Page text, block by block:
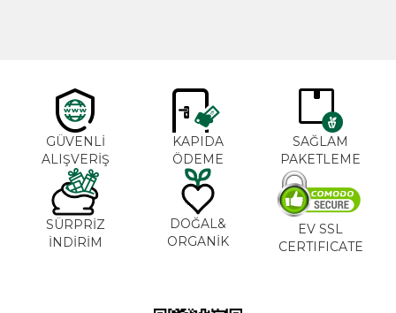
GÜVENLİ
ALIŞVERİŞ
KAPIDA
ÖDEME
SAĞLAM
PAKETLEME
SÜRPRİZ
İNDİRİM
DOĞAL&
ORGANİK
EV SSL
CERTIFICATE